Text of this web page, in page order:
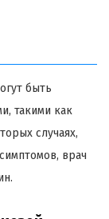
быть
такими как
случаях,
врач